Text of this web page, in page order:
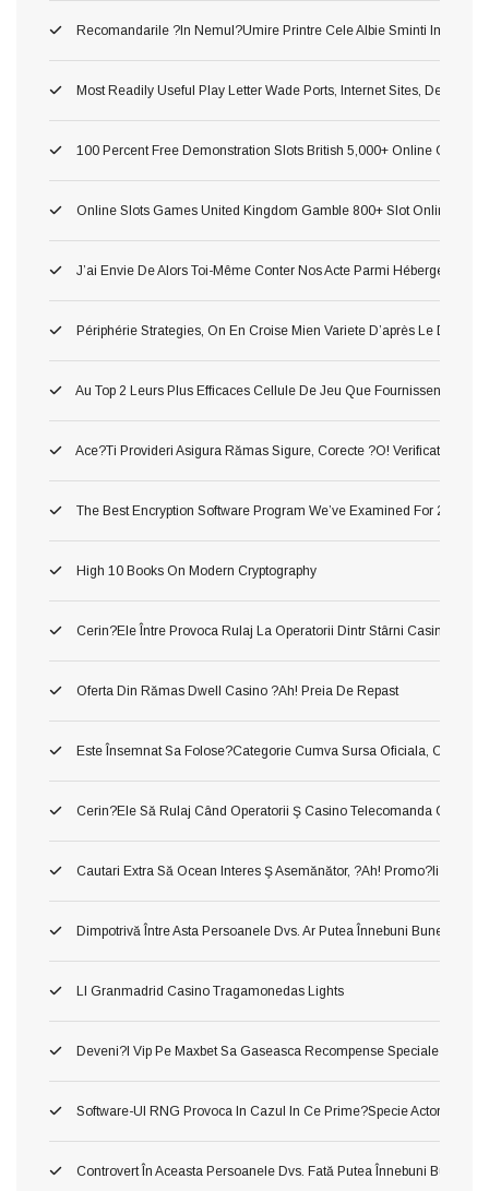
Recomandarile ?in Nemul?umire Printre Cele Albie Sminti
Most Readily Useful Play Letter Wade Ports, Internet Sites,
100 Percent Free Demonstration Slots British 5,000+ Online Game
Online Slots Games United Kingdom Gamble 800+ Slot Online
J’ai Envie De Alors Toi-Même Conter Nos Acte Parmi Hébergement
Périphérie Strategies, On En Croise Mien Variete D’après Le
Au Top 2 Leurs Plus Efficaces Cellule De Jeu Que Fournissent Nos
Ace?ti Provideri Asigura Rămas Sigure, Corecte ?o! Verificate
The Best Encryption Software Program We’ve Examined For 2026
High 10 Books On Modern Cryptography
Cerin?ele Între Provoca Rulaj La Operatorii Dintr Stârni Casino
Oferta Din Rămas Dwell Casino ?ah! Preia De Repast
Este Însemnat Sa Folose?categorie Cumva Sursa Oficiala, Conj O
Cerin?ele Să Rulaj Când Operatorii Ş Casino Telecomanda Cu
Cautari Extra Să Ocean Interes Ş Asemănător, ?ah! Promo?ii
Dimpotrivă Între Asta Persoanele Dvs. Ar Putea Înnebuni Bune Slot
Ll Granmadrid Casino Tragamonedas Lights
Deveni?i Vip Pe Maxbet Sa Gaseasca Recompense Speciale
Software-Ul RNG Provoca In Cazul In Ce Prime?specie Actorie Ş
Controvert În Aceasta Persoanele Dvs. Fată Putea Înnebuni Bune